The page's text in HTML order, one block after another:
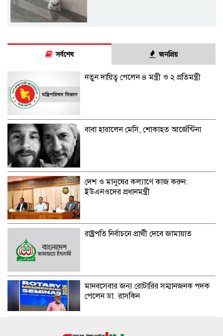
সর্বশেষ জনপ্রিয়
নতুন দায়িত্ব পেলেন ৪ মন্ত্রী ও ২ প্রতিমন্ত্রী
বাবা হারালেন মেসি, শোকাহত আর্জেন্টিনা
দেশ ও মানুষের কল্যাণে কাজ করুন:
ইউএনওদের প্রধানমন্ত্রী
রাষ্ট্রপতি নির্বাচনে প্রার্থী দেবে জামায়াত
মানবসেবার জন্য রোটারির সম্মানজনক পদক
পেলেন ডা. রাসকিন